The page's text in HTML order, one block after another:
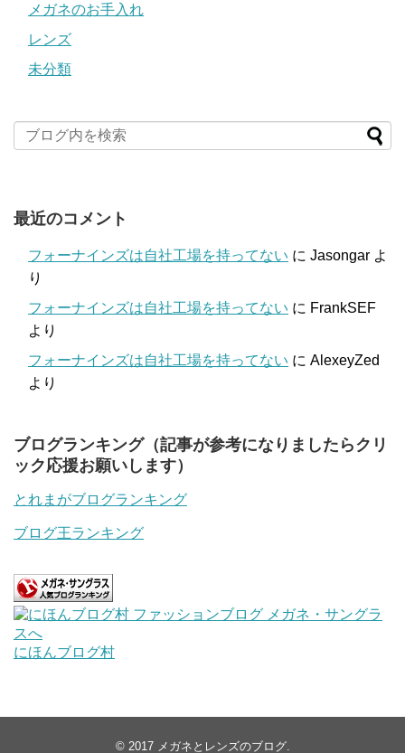
メガネのお手入れ
レンズ
未分類
最近のコメント
フォーナインズは自社工場を持ってない に Jasongar よ
り
フォーナインズは自社工場を持ってない に FrankSEF
より
フォーナインズは自社工場を持ってない に AlexeyZed
より
ブログランキング（記事が参考になりましたらクリ
ック応援お願いします）
とれまがブログランキング
ブログ王ランキング
にほんブログ村
© 2017 メガネとレンズのブログ.